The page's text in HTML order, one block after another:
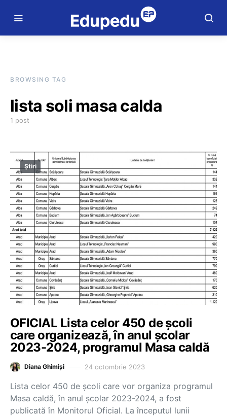
BROWSING TAG
lista soli masa calda
1 post
Știri
OFICIAL Lista celor 450 de școli
care organizează, în anul școlar
2023-2024, programul Masa caldă
Diana Ghimiși 24 octombrie 2023
Lista celor 450 de școli care vor organiza programul
Masa caldă, în anul școlar 2023-2024, a fost
publicată în Monitorul Oficial. La începutul lunii